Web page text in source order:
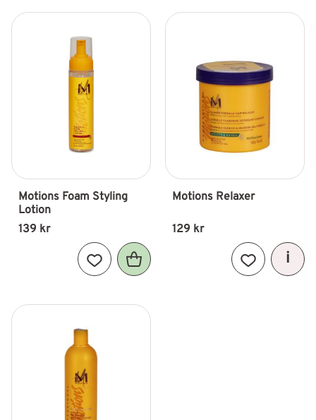
Motions Foam Styling
Lotion
139 kr
Lägg till i favoriter
Motions Relaxer
129 kr
Lägg till i